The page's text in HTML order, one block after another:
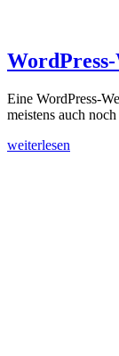
Eine WordPress-
meistens auch
weiterlesen